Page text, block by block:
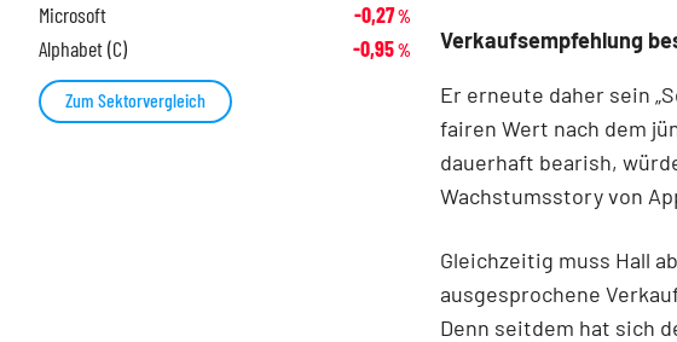
Verkaufsempfehlung
Er erneute daher sein
fairen Wert nach dem
dauerhaft bearish,
Wachstumsstory von
Gleichzeitig muss Hall
ausgesprochene
Denn seitdem hat sich
Microsoft -0,27%
Alphabet (C) -0,95%
Zum Sektorvergleich